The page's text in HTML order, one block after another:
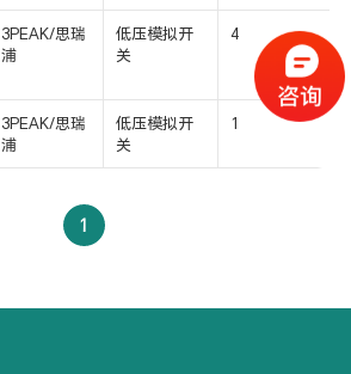
3PEAK/思瑞
浦
低压模拟开
关
4
3PEAK/思瑞
浦
低压模拟开
关
1
1